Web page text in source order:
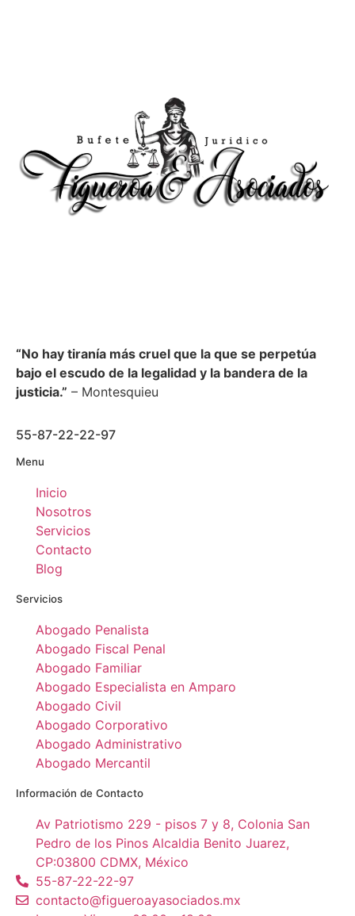
“No hay tiranía más cruel que la que se perpetúa
bajo el escudo de la legalidad y la bandera de la
justicia.” – Montesquieu
55-87-22-22-97
Menu
Inicio
Nosotros
Servicios
Contacto
Blog
Servicios
Abogado Penalista
Abogado Fiscal Penal
Abogado Familiar
Abogado Especialista en Amparo
Abogado Civil
Abogado Corporativo
Abogado Administrativo
Abogado Mercantil
Información de Contacto
Av Patriotismo 229 - pisos 7 y 8, Colonia San
Pedro de los Pinos Alcaldia Benito Juarez,
CP:03800 CDMX, México
55-87-22-22-97
contacto@figueroayasociados.mx